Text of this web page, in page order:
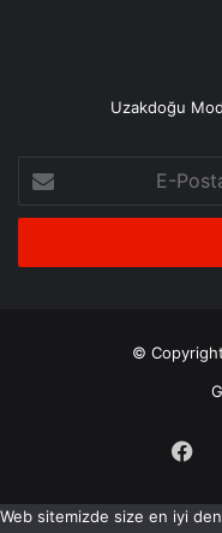
Uzakdoğu
Posta
adresinizi
© Copyright
Web sitemizde size en iyi